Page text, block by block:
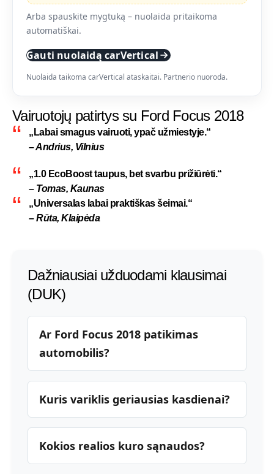
Arba spauskite mygtuką – nuolaida pritaikoma
automatiškai.
Gauti nuolaidą carVertical
Nuolaida taikoma carVertical ataskaitai. Partnerio nuoroda.
Vairuotojų patirtys su Ford Focus 2018
„Labai smagus vairuoti, ypač užmiestyje.“
– Andrius, Vilnius
„1.0 EcoBoost taupus, bet svarbu prižiūrėti.“
– Tomas, Kaunas
„Universalas labai praktiškas šeimai.“
– Rūta, Klaipėda
Dažniausiai užduodami klausimai
(DUK)
Ar Ford Focus 2018 patikimas
automobilis?
Kuris variklis geriausias kasdienai?
Kokios realios kuro sąnaudos?